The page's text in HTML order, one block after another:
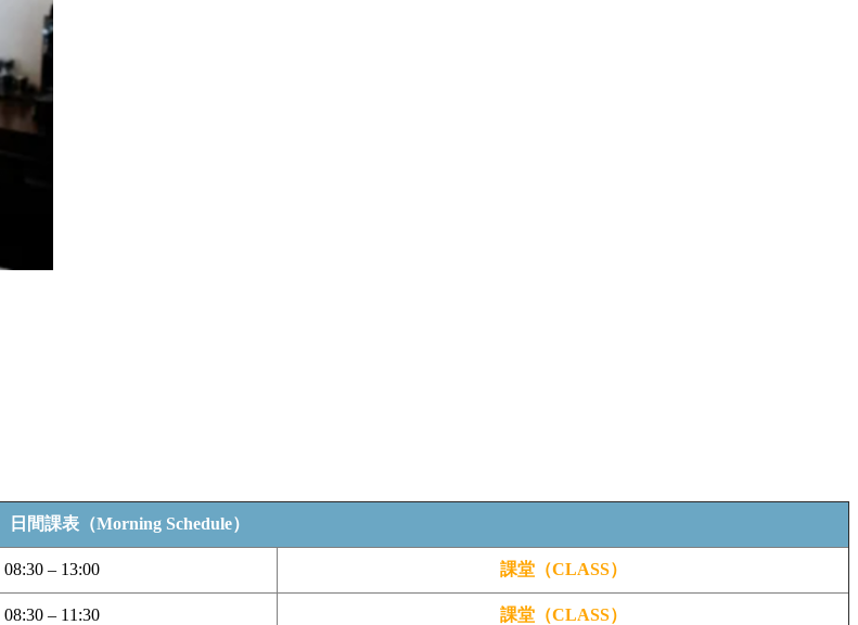
日間課表（Morning Schedule）
08:30 – 13:00 課堂（CLASS）
08:30 – 11:30 課堂（CLASS）